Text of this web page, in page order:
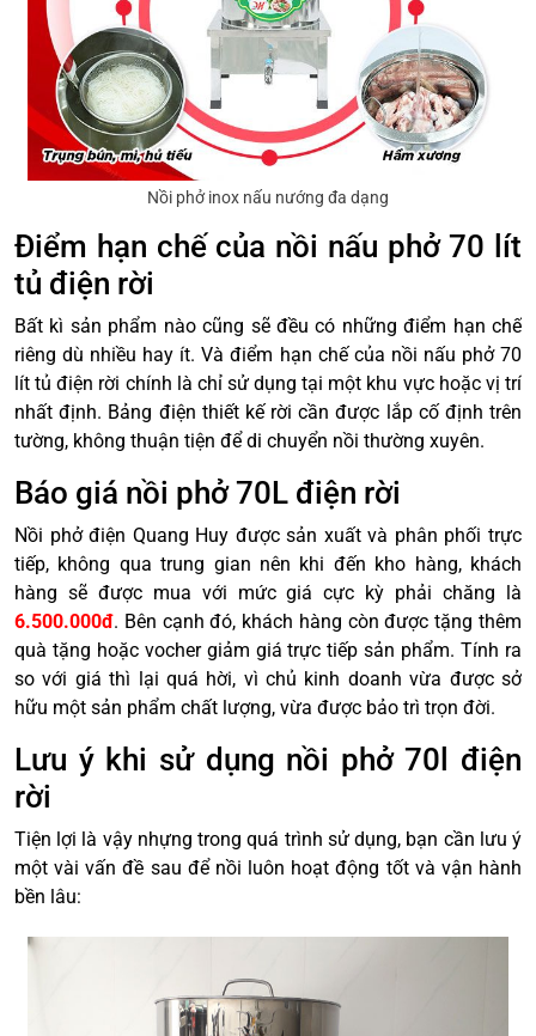
Nồi phở inox nấu nướng đa dạng
Điểm hạn chế của nồi nấu phở 70 lít
tủ điện rời
Bất kì sản phẩm nào cũng sẽ đều có những điểm hạn chế
riêng dù nhiều hay ít. Và điểm hạn chế của nồi nấu phở 70
lít tủ điện rời chính là chỉ sử dụng tại một khu vực hoặc vị trí
nhất định. Bảng điện thiết kế rời cần được lắp cố định trên
tường, không thuận tiện để di chuyển nồi thường xuyên.
Báo giá nồi phở 70L điện rời
Nồi phở điện Quang Huy được sản xuất và phân phối trực
tiếp, không qua trung gian nên khi đến kho hàng, khách
hàng sẽ được mua với mức giá cực kỳ phải chăng là
6.500.000đ. Bên cạnh đó, khách hàng còn được tặng thêm
quà tặng hoặc vocher giảm giá trực tiếp sản phẩm. Tính ra
so với giá thì lại quá hời, vì chủ kinh doanh vừa được sở
hữu một sản phẩm chất lượng, vừa được bảo trì trọn đời.
Lưu ý khi sử dụng nồi phở 70l điện
rời
Tiện lợi là vậy nhựng trong quá trình sử dụng, bạn cần lưu ý
một vài vấn đề sau để nồi luôn hoạt động tốt và vận hành
bền lâu: